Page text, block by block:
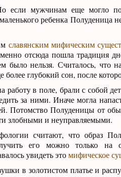
если мужчинам еще могло
ребенка Полуденица
славянским мифическим
отсюда пошла традиция
было нельзя. Считалось, что
глубокий сон, после
работу в поле, брали с собой
за ними. Иначе могла
Потомство Полуденицы от
злобными и неуправляемыми.
считают, что образ
его можно только на
увидеть этомифическое
в золотистом платье и